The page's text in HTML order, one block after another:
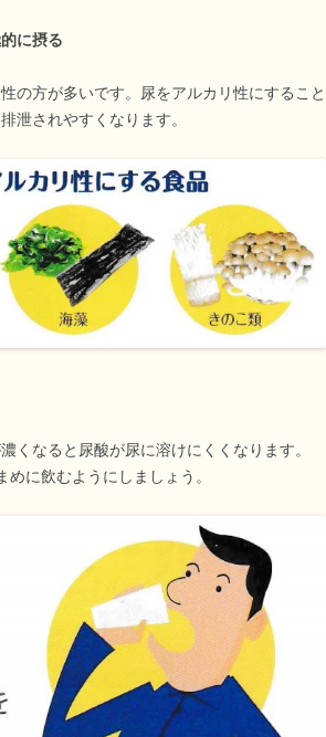
に摂る
の方が多いです。尿をアルカリ性にすること
泄されやすくなります。
くなると尿酸が尿に溶けにくくなります。
に飲むようにしましょう。